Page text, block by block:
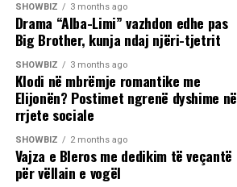
SHOWBIZ 3 months ago
Drama “Alba-Limi” vazhdon edhe pas
Big Brother, kunja ndaj njëri-tjetrit
SHOWBIZ 3 months ago
Klodi në mbrëmje romantike me
Elijonën? Postimet ngrenë dyshime në
rrjete sociale
SHOWBIZ 2 months ago
Vajza e Bleros me dedikim të veçantë
për vëllain e vogël